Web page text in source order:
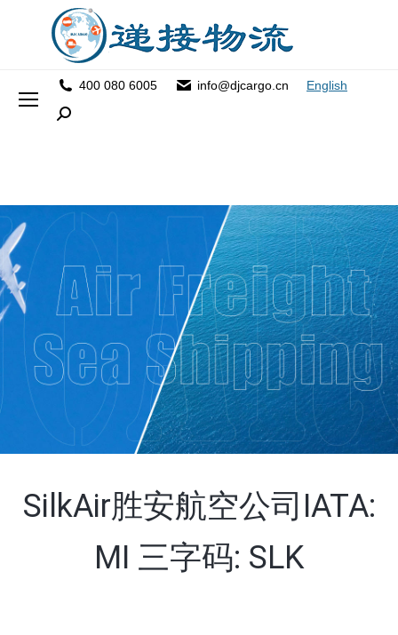
400 080 6005 info@djcargo.cn English
Search:
SilkAir胜安航空公司IATA:
MI 三字码: SLK